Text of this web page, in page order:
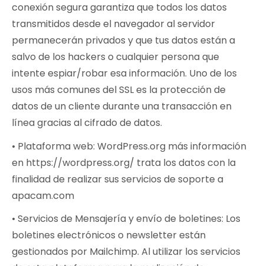
conexión segura garantiza que todos los datos
transmitidos desde el navegador al servidor
permanecerán privados y que tus datos están a
salvo de los hackers o cualquier persona que
intente espiar/robar esa información. Uno de los
usos más comunes del SSL es la protección de
datos de un cliente durante una transacción en
línea gracias al cifrado de datos.
• Plataforma web: WordPress.org más información
en https://wordpress.org/ trata los datos con la
finalidad de realizar sus servicios de soporte a
apacam.com
• Servicios de Mensajería y envío de boletines: Los
boletines electrónicos o newsletter están
gestionados por Mailchimp. Al utilizar los servicios